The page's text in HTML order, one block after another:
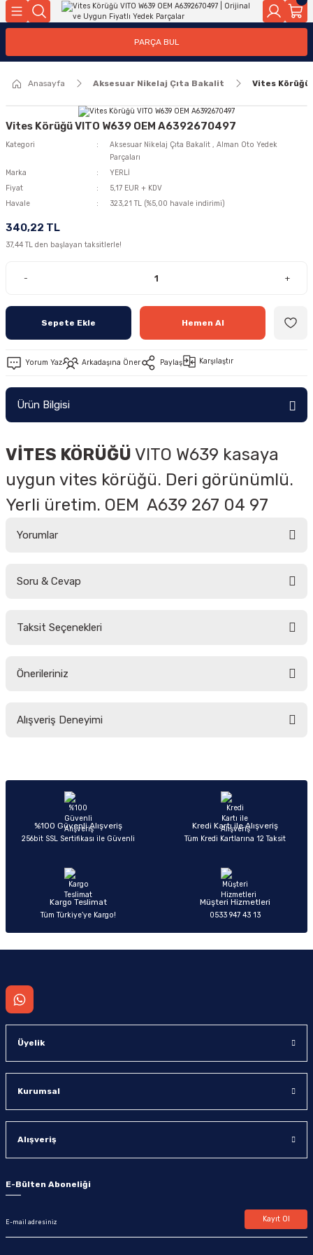
Geri Dön
Parçaları
Geri Dön
Geri Dön
Yakıt Pompası, Yakıt Hatları
Motor Elektrik
Ateşleme Buji Bobin Buji Kablosu
Alternatör Marş Motoru
Geri Dön
Geri Dön
Geri Dön
Kollar
Geri Dön
Sistemleri
Geri Dön
Ön Arka
Geri Dön
PARÇA BUL
Anasayfa Aksesuar Nikelaj Çıta Bakalit Vites Körüğü
Vites Körüğü VITO W639 OEM A6392670497
Kategori Aksesuar Nikelaj Çıta Bakalit , Alman Oto Yedek
Parçaları
Marka
YERLİ
Fiyat
5,17 EUR + KDV
Havale
323,21 TL (%5,00 havale indirimi)
340,22 TL
37,44 TL den başlayan taksitlerle!
- +
Sepete Ekle Hemen Al
Yorum Yaz Arkadaşına Öner Paylaş Karşılaştır
Ürün Bilgisi
VİTES KÖRÜĞÜ VITO W639 kasaya
uygun vites körüğü. Deri görünümlü.
Yerli üretim. OEM A639 267 04 97
Yorumlar
Soru & Cevap
Taksit Seçenekleri
Önerileriniz
yetersiz gördüğünüz noktaları öneri formunu kullanarak tarafımıza
Ürün açıklamasında eksik bilgiler bulunuyor.
Ürün bilgilerinde hatalar bulunuyor.
Ürün fiyatı diğer sitelerden daha pahalı.
Alışveriş Deneyimi
Sitemize ilk yorumu siz yapın!
%100 Güvenli Alışveriş
256bit SSL Sertifikası ile Güvenli
Kredi Kartı ile Alışveriş
Tüm Kredi Kartlarına 12 Taksit
Kargo Teslimat
Tüm Türkiye’ye Kargo!
Müşteri Hizmetleri
0533 947 43 13
Üyelik
Kurumsal
Alışveriş
E-Bülten Aboneliği
Kayıt Ol